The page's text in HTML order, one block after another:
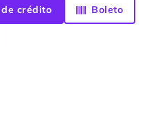
crédito Boleto